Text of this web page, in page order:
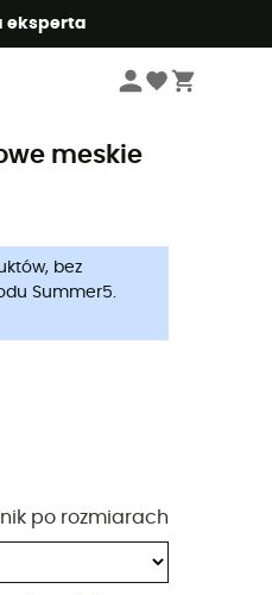
eksperta
meskie
bez
Summer5.
po rozmiarach